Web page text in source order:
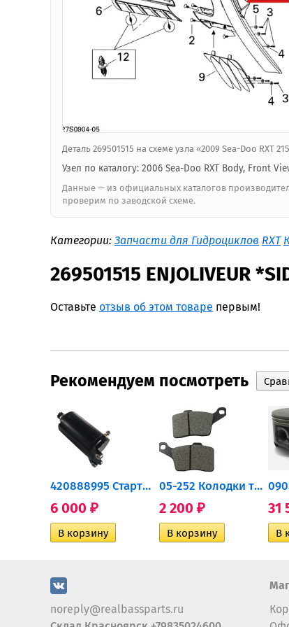
Деталь 269501515 на схеме узла «2009 Sea-Doo RXT
Узел по каталогу: 2006 Sea-Doo RXT Body, Front
Данные — из официальных каталогов
проверим по заводской схеме.
Категории: Запчасти для Гидроциклов RXT
269501515 ENJOLIVEUR
Оставьте отзыв об этом товаре первым!
Рекомендуем посмотреть
420888995 Стартер для...
6 000 ₽
05-252 Колодки тормозные...
2 200 ₽ 31
noreply@realbassparts.ru